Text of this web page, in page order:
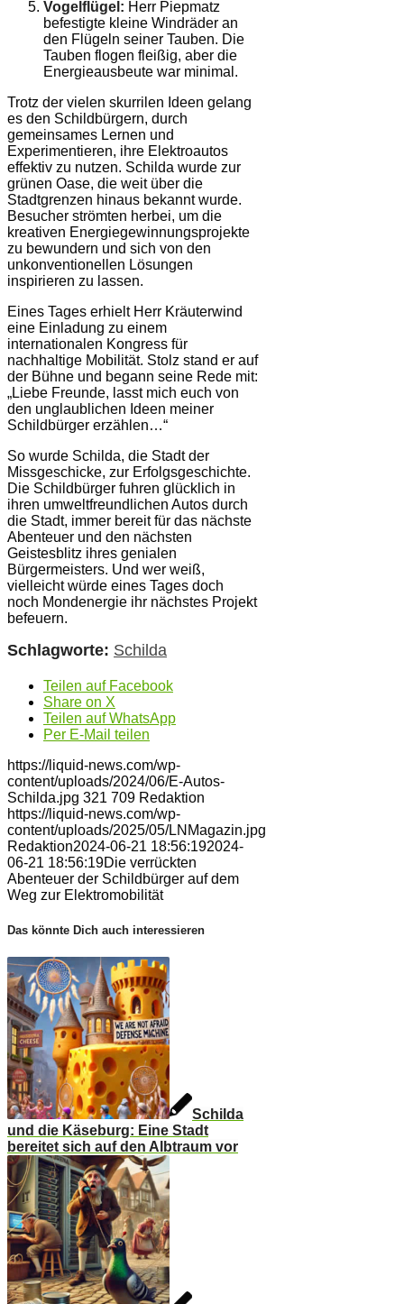
Vogelflügel: Herr Piepmatz
befestigte kleine Windräder an
den Flügeln seiner Tauben. Die
Tauben flogen fleißig, aber die
Energieausbeute war minimal.
Trotz der vielen skurrilen Ideen gelang
es den Schildbürgern, durch
gemeinsames Lernen und
Experimentieren, ihre Elektroautos
effektiv zu nutzen. Schilda wurde zur
grünen Oase, die weit über die
Stadtgrenzen hinaus bekannt wurde.
Besucher strömten herbei, um die
kreativen Energiegewinnungsprojekte
zu bewundern und sich von den
unkonventionellen Lösungen
inspirieren zu lassen.
Eines Tages erhielt Herr Kräuterwind
eine Einladung zu einem
internationalen Kongress für
nachhaltige Mobilität. Stolz stand er auf
der Bühne und begann seine Rede mit:
„Liebe Freunde, lasst mich euch von
den unglaublichen Ideen meiner
Schildbürger erzählen…“
So wurde Schilda, die Stadt der
Missgeschicke, zur Erfolgsgeschichte.
Die Schildbürger fuhren glücklich in
ihren umweltfreundlichen Autos durch
die Stadt, immer bereit für das nächste
Abenteuer und den nächsten
Geistesblitz ihres genialen
Bürgermeisters. Und wer weiß,
vielleicht würde eines Tages doch
noch Mondenergie ihr nächstes Projekt
befeuern.
Schlagworte: Schilda
Teilen auf Facebook
Share on X
Teilen auf WhatsApp
Per E-Mail teilen
https://liquid-news.com/wp-
content/uploads/2024/06/E-Autos-
Schilda.jpg 321 709 Redaktion
https://liquid-news.com/wp-
content/uploads/2025/05/LNMagazin.jpg
Redaktion2024-06-21 18:56:192024-
06-21 18:56:19Die verrückten
Abenteuer der Schildbürger auf dem
Weg zur Elektromobilität
Das könnte Dich auch interessieren
Schilda
und die Käseburg: Eine Stadt
bereitet sich auf den Albtraum vor